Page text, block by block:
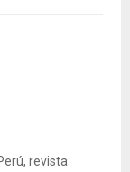
revista